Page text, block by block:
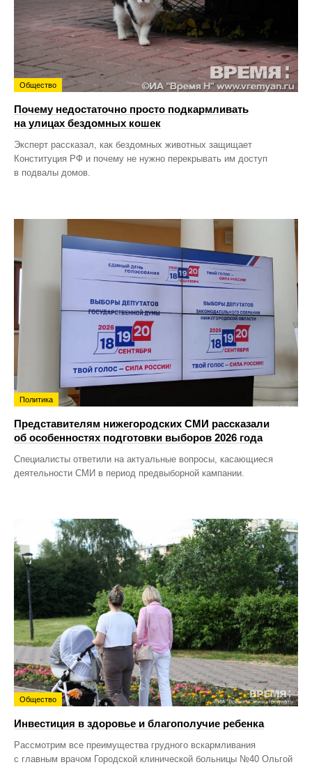
Общество
Почему недостаточно просто подкармливать
на улицах бездомных кошек
Эксперт рассказал, как бездомных животных защищает
Конституция РФ и почему не нужно перекрывать им доступ
в подвалы домов.
Политика
Представителям нижегородских СМИ рассказали
об особенностях подготовки выборов 2026 года
Специалисты ответили на актуальные вопросы, касающиеся
деятельности СМИ в период предвыборной кампании.
Общество
Инвестиция в здоровье и благополучие ребенка
Рассмотрим все преимущества грудного вскармливания
с главным врачом Городской клинической больницы №40 Ольгой